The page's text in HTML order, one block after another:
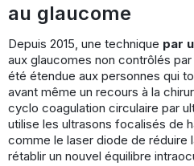
au glaucome
Depuis 2015, une technique par
aux glaucomes non contrôlés
été étendue aux personnes qui
avant même un recours à la
cyclo coagulation circulaire par
utilise les ultrasons focalisés de
comme le laser diode de réduire
rétablir un nouvel équilibre